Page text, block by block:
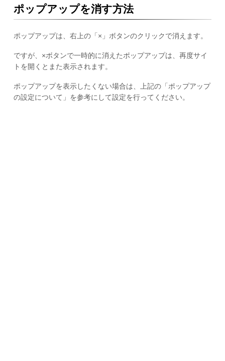
ポップアップを消す方法
ポップアップは、右上の「×」ボタンのクリックで消えます。
ですが、×ボタンで一時的に消えたポップアップは、再度サイ
トを開くとまた表示されます。
ポップアップを表示したくない場合は、上記の「ポップアップ
の設定について」を参考にして設定を行ってください。